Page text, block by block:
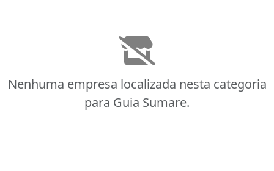
Nenhuma empresa localizada nesta categoria
para Guia Sumare.